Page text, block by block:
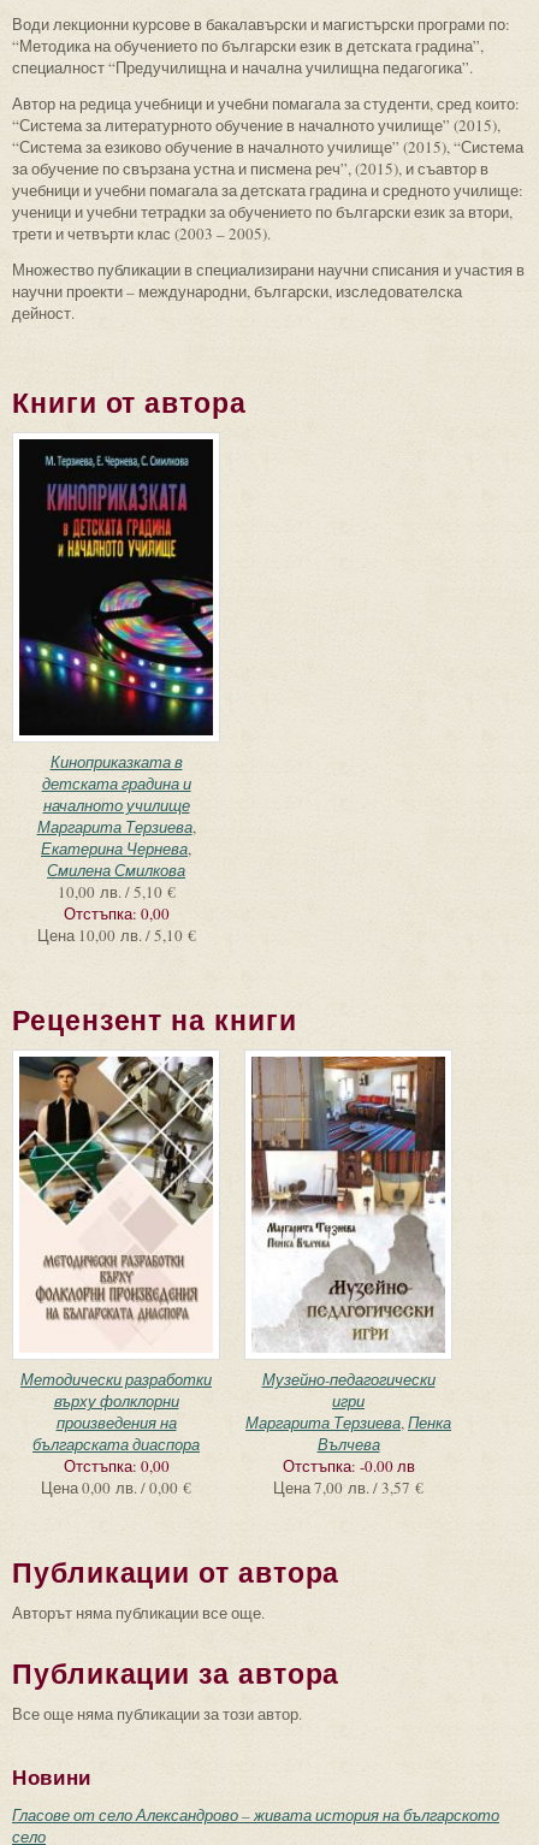
Води лекционни курсове в бакалавърски и магистърски програми по:
“Методика на обучението по български език в детската градина”,
специалност “Предучилищна и начална училищна педагогика”.
Автор на редица учебници и учебни помагала за студенти, сред които:
“Система за литературното обучение в началното училище” (2015),
“Система за езиково обучение в началното училище” (2015), “Система
за обучение по свързана устна и писмена реч”, (2015), и съавтор в
учебници и учебни помагала за детската градина и средното училище:
ученици и учебни тетрадки за обучението по български език за втори,
трети и четвърти клас (2003 – 2005).
Множество публикации в специализирани научни списания и участия в
научни проекти – международни, български, изследователска
дейност.
Книги от автора
Киноприказката в
детската градина и
началното училище
Маргарита Терзиева,
Екатерина Чернева,
Смилена Смилкова
10,00 лв. / 5,10 €
Отстъпка: 0,00
Цена 10,00 лв. / 5,10 €
Рецензент на книги
Методически разработки
върху фолклорни
произведения на
българската диаспора
Отстъпка: 0,00
Цена0,00 лв. / 0,00 €
Музейно-педагогически
игри
Маргарита Терзиева,Пенка
Вълчева
Отстъпка: -0.00 лв
Цена7,00 лв. / 3,57 €
Публикации от автора
Авторът няма публикации все още.
Публикации за автора
Все още няма публикации за този автор.
Новини
Гласове от село Александрово – живата история на българското
село